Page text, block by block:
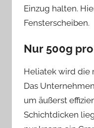
Einzug halten.
Fensterscheiben.
Nur 500g
Heliatek wird die
Das
um äußerst
Schichtdicken